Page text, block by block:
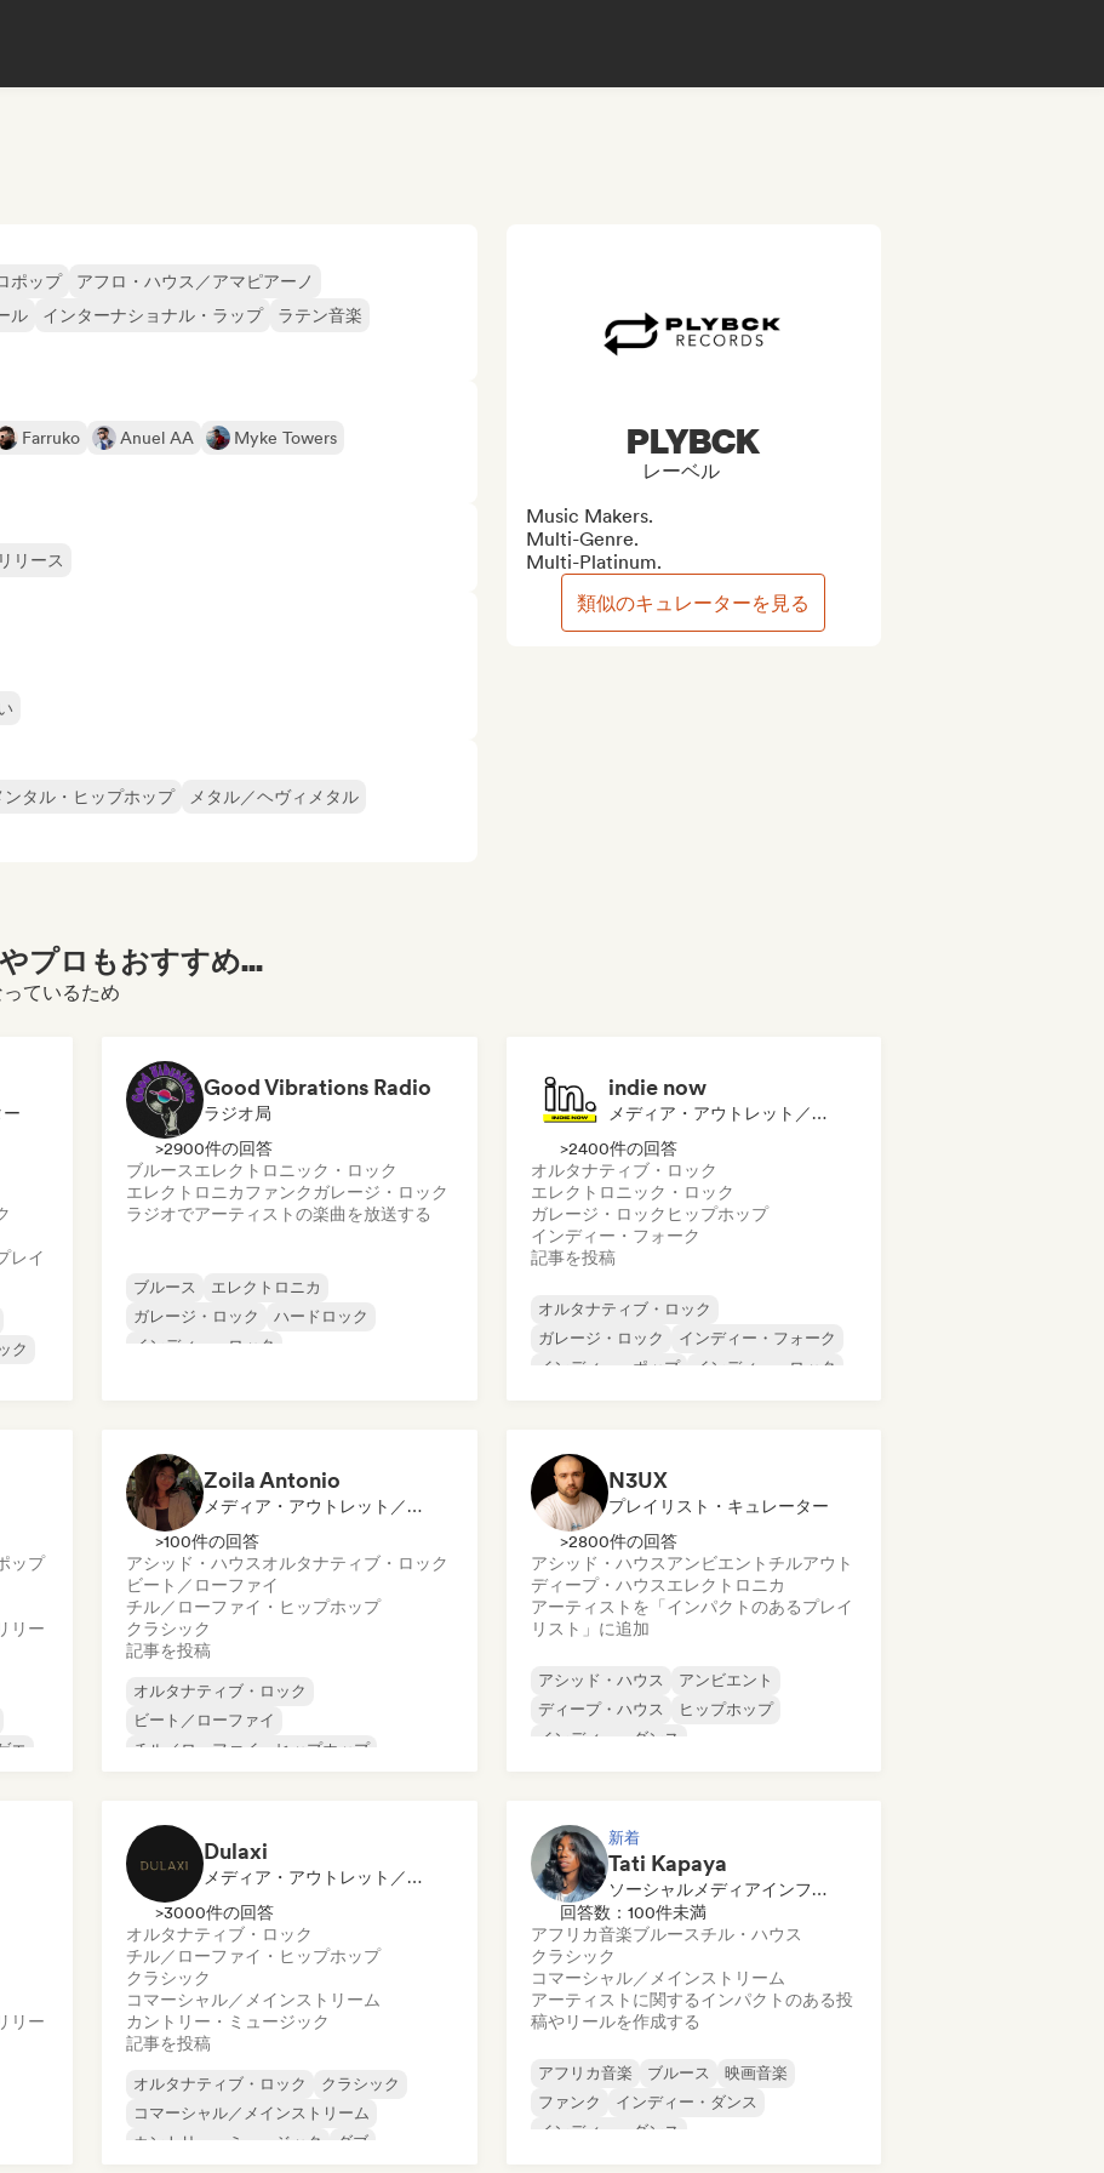
ポップ
アフロ・ハウス／アマピアーノ
ル インターナショナル・ラップ
ラテン音楽
Farruko Anuel AA
Myke Towers
リース
タル・ヒップホップ
メタル／ヘヴィメタル
PLYBCK
レーベル
Music Makers.
Multi-Genre.
Multi-Platinum.
類似のキュレーターを見る
プロもおすすめ...
ているため
レイ
ク
Good Vibrations Radio
ラジオ局
>2900件の回答
ブルースエレクトロニック・ロック
エレクトロニカファンクガレージ・ロック
ラジオでアーティストの楽曲を放送する
ブルース
エレクトロニカ
ガレージ・ロック
ハードロック
インディー・ロック
ック
indie now
メディア・アウトレット／ジャーナリスト
>2400件の回答
オルタナティブ・ロック
エレクトロニック・ロック
ガレージ・ロック ヒップホップ
インディー・フォーク
記事を投稿
オルタナティブ・ロック
ガレージ・ロック
インディー・フォーク
インディー・ポップ
インディー・ロック
ップ
リー
エ
Zoila Antonio
メディア・アウトレット／ジャーナリスト
>100件の回答
アシッド・ハウスオルタナティブ・ロック
ビート／ローファイ
チル／ローファイ・ヒップホップ
クラシック
記事を投稿
オルタナティブ・ロック
ビート／ローファイ
チル／ローファイ・ヒップホップ
ドリーム・ポップ
N3UX
プレイリスト・キュレーター
>2800件の回答
アシッド・ハウスアンビエント チルアウト
ディープ・ハウスエレクトロニカ
アーティストを「インパクトのあるプレイ
リスト」に追加
アシッド・ハウス
アンビエント
ディープ・ハウス
ヒップホップ
インディー・ダンス
オルガニック・ハウス／ダウンテンポ
リー
Dulaxi
メディア・アウトレット／ジャーナリスト
>3000件の回答
オルタナティブ・ロック
チル／ローファイ・ヒップホップ
クラシック
コマーシャル／メインストリーム
カントリー・ミュージック
記事を投稿
オルタナティブ・ロック
クラシック
コマーシャル／メインストリーム
カントリー・ミュージック
ダブ
新着
Tati Kapaya
ソーシャルメディアインフルエンサー
回答数：100件未満
アフリカ音楽ブルースチル・ハウス
クラシック
コマーシャル／メインストリーム
アーティストに関するインパクトのある投
稿やリールを作成する
アフリカ音楽 ブルース
映画音楽
ファンク
インディー・ダンス
インディー・ダンス